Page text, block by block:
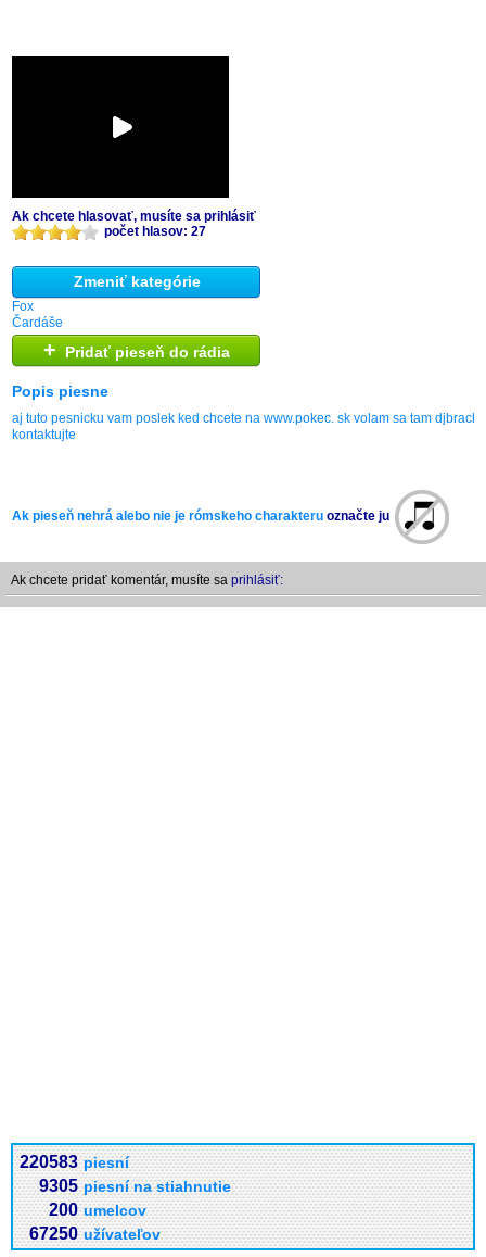
Ak chcete hlasovať, musíte sa prihlásiť
počet hlasov: 27
Zmeniť kategórie
Fox
Čardáše
+ Pridať pieseň do rádia
Popis piesne
aj tuto pesnicku vam poslek ked chcete na www.pokec. sk volam sa tam djbracho
kontaktujte
Ak pieseň nehrá alebo nie je rómskeho charakteru označte ju
Ak chcete pridať komentár, musíte sa prihlásiť:
220583 piesní
9305 piesní na stiahnutie
200 umelcov
67250 užívateľov